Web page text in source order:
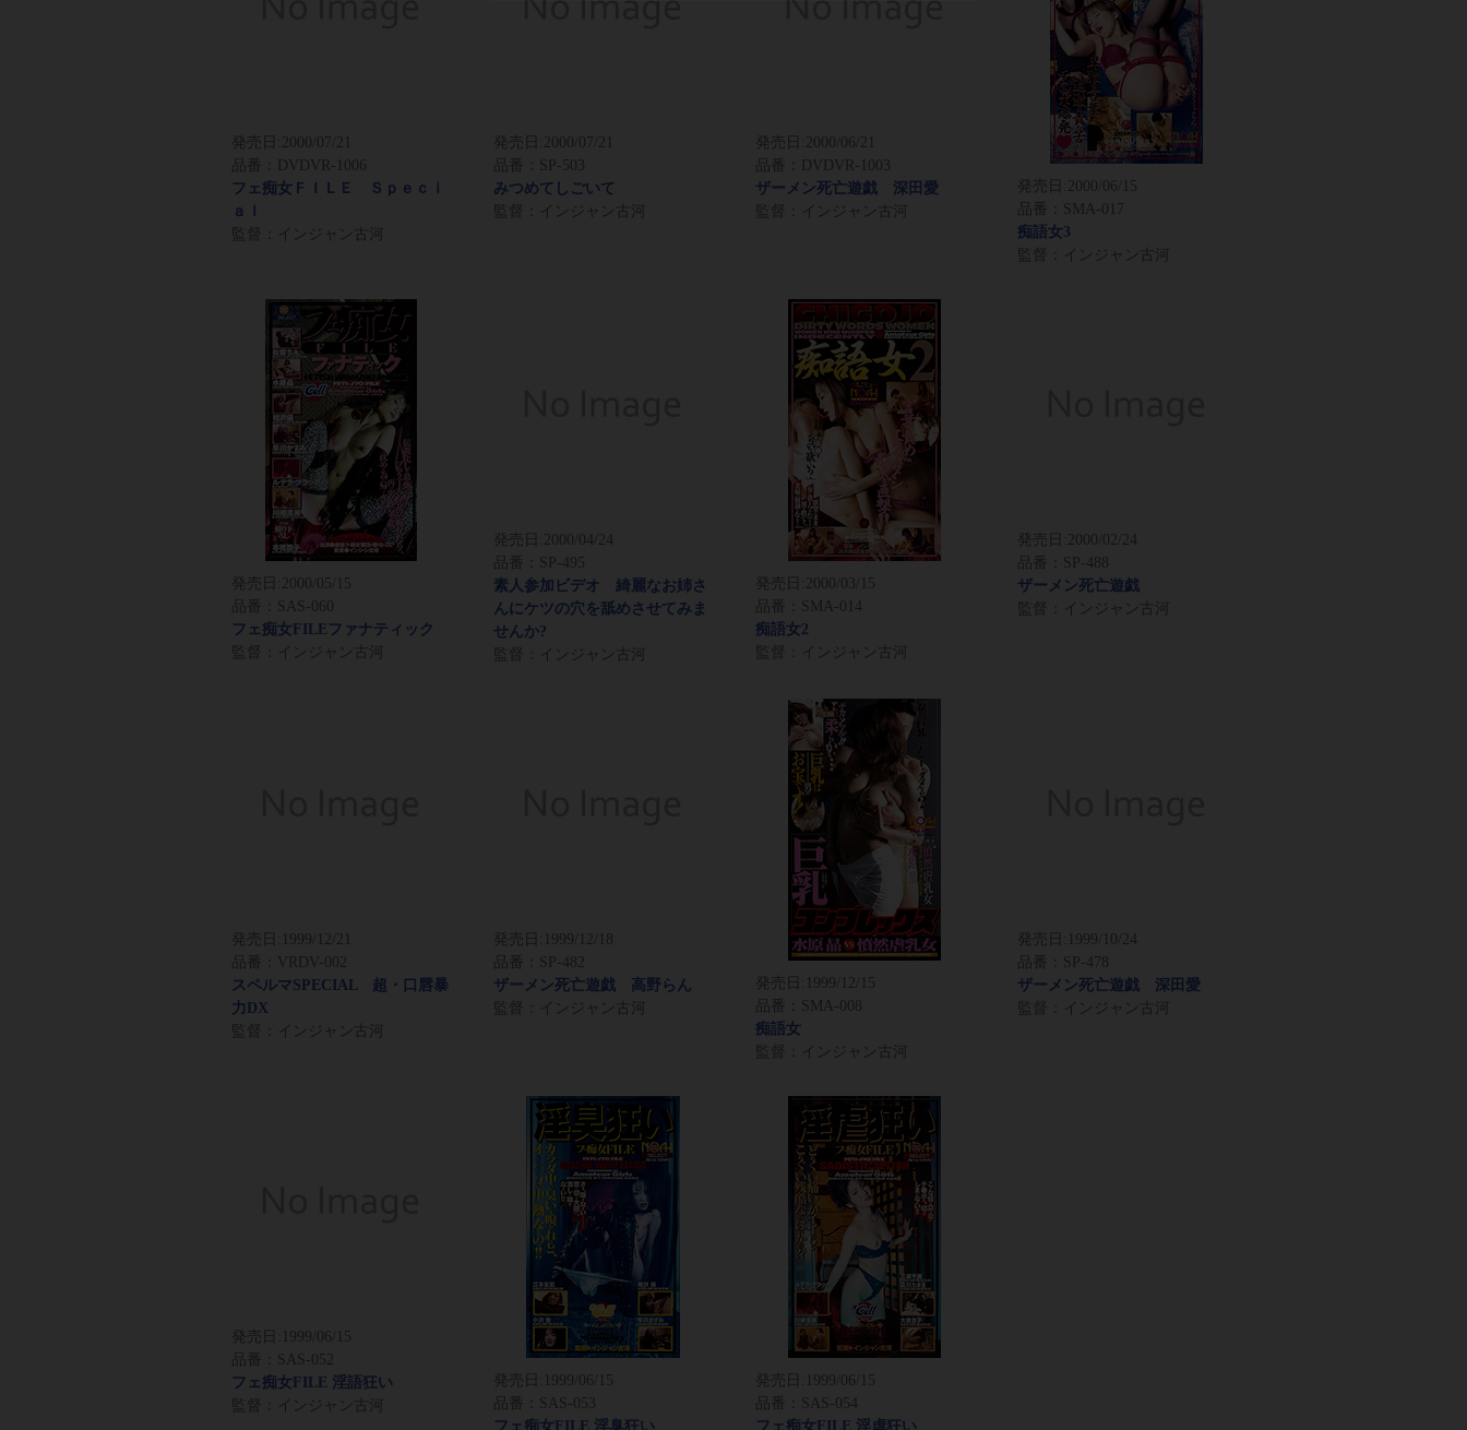
発売日: 2000/07/21
品番：DVDVR-1006
フェ痴女ＦＩＬＥ Ｓｐｅｃｉ
ａｌ
監督：インジャン古河
発売日: 2000/07/21
品番：SP-503
みつめてしごいて
監督：インジャン古河
発売日: 2000/06/21
品番：DVDVR-1003
ザーメン死亡遊戯 深田愛
監督：インジャン古河
発売日: 2000/06/15
品番：SMA-017
痴語女3
監督：インジャン古河
発売日: 2000/05/15
品番：SAS-060
フェ痴女FILEファナティック
監督：インジャン古河
発売日: 2000/04/24
品番：SP-495
素人参加ビデオ 綺麗なお姉さ
んにケツの穴を舐めさせてみま
せんか?
監督：インジャン古河
発売日: 2000/03/15
品番：SMA-014
痴語女2
監督：インジャン古河
発売日: 2000/02/24
品番：SP-488
ザーメン死亡遊戯
監督：インジャン古河
発売日:
1999/12/21
品番：VRDV-002
スペルマSPECIAL 超・口唇暴
力DX
監督：インジャン古河
発売日:
1999/12/18
品番：SP-482
ザーメン死亡遊戯 高野らん
監督：インジャン古河
発売日:
1999/12/15
品番：SMA-008
痴語女
監督：インジャン古河
発売日:
1999/10/24
品番：SP-478
ザーメン死亡遊戯 深田愛
監督：インジャン古河
発売日:
1999/06/15
品番：SAS-052
フェ痴女FILE 淫語狂い
監督：インジャン古河
発売日:
1999/06/15
品番：SAS-053
フェ痴女FILE 淫臭狂い
発売日:
1999/06/15
品番：SAS-054
フェ痴女FILE 淫虐狂い